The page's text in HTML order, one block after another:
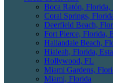
Boca Ratón,
Coral Springs,
Deerfield Beach,
Fort Pierce, Florida,
Hallandale Beach,
Hialeah, Florida,
Hollywood, FL
Miami Gardens,
Miami, Florida